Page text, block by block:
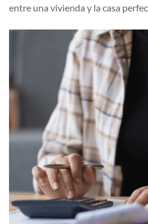
entre una vivienda y la casa